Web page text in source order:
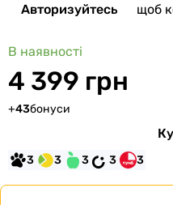
Авторизуйтесь щоб
В наявності
4 399 грн
+43бонуси
3 3 3 3 3